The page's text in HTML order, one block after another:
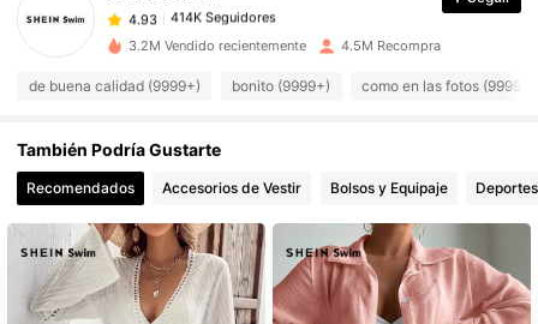
4.93 414K Seguidores
414K Seguidores
4.93 414K Seguidores
4.93
4.93
4.93 414K Seguidores
3.2M Vendido recientemente 4.5M Recompra
de buena calidad (9999+) bonito (9999+) como en las fotos (9999+)
También Podría Gustarte
Recomendados Accesorios de Vestir Bolsos y Equipaje